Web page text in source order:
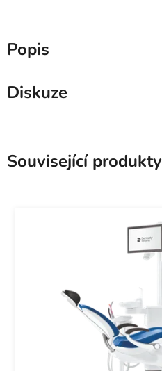
Popis
Diskuze
Související produkty